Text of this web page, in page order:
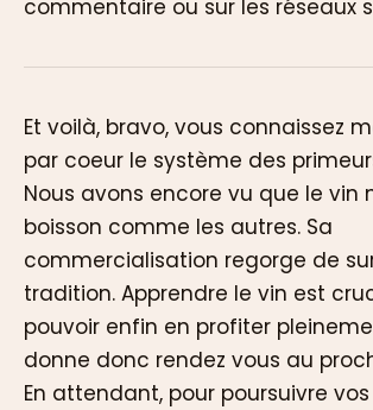
commentaire ou sur les réseaux
Et voilà, bravo, vous connaissez
par coeur le système des
Nous avons encore vu que le vin
boisson comme les autres. Sa
commercialisation regorge de
tradition. Apprendre le vin est
pouvoir enfin en profiter
donne donc rendez vous au
En attendant, pour poursuivre